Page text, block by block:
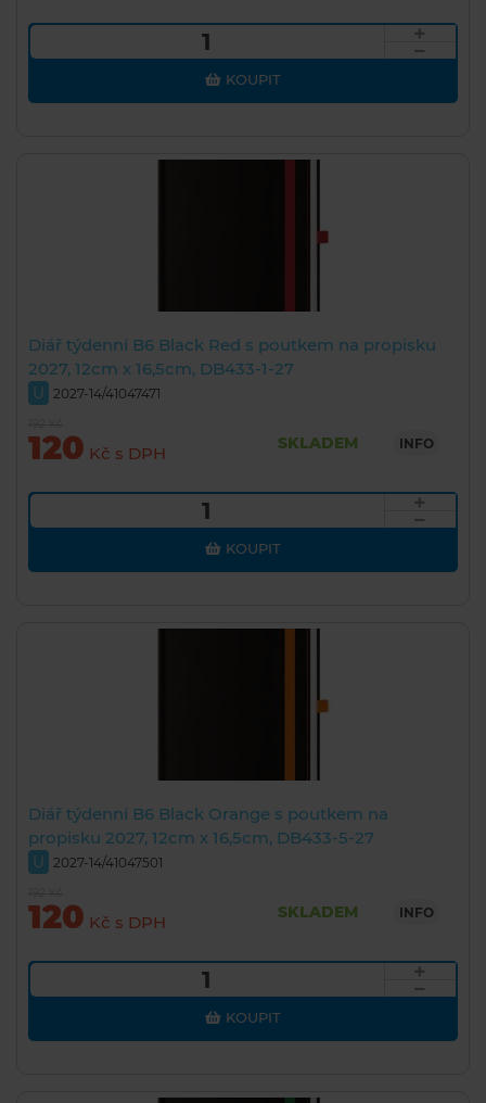
KOUPIT
Diář týdenní B6 Black Red s poutkem na propisku
2027, 12cm x 16,5cm, DB433-1-27
U 2027-14/41047471
120 Kč s DPH
SKLADEM INFO
KOUPIT
Diář týdenní B6 Black Orange s poutkem na
propisku 2027, 12cm x 16,5cm, DB433-5-27
U 2027-14/41047501
120 Kč s DPH
SKLADEM INFO
KOUPIT